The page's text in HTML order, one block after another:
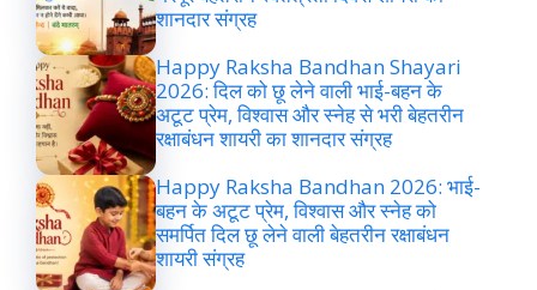
शानदार संग्रह
Happy Raksha Bandhan Shayari
2026: दिल को छू लेने वाली भाई-बहन के
अटूट प्रेम, विश्वास और स्नेह से भरी बेहतरीन
रक्षाबंधन शायरी का शानदार संग्रह
Happy Raksha Bandhan 2026: भाई-
बहन के अटूट प्रेम, विश्वास और स्नेह को
समर्पित दिल छू लेने वाली बेहतरीन रक्षाबंधन
शायरी संग्रह